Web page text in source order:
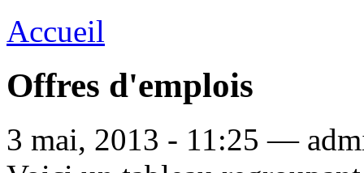
Accueil
Offres d'emplois
3 mai, 2013 - 11:25 —